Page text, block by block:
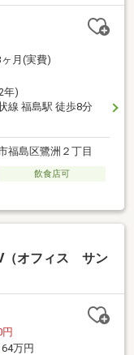
ヶ月(実費)
年)
線 福島駅 徒歩8分
福島区鷺洲２丁目
飲食店可
オフィス サン
64万円